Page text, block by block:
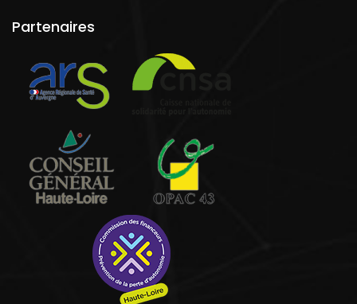
Partenaires